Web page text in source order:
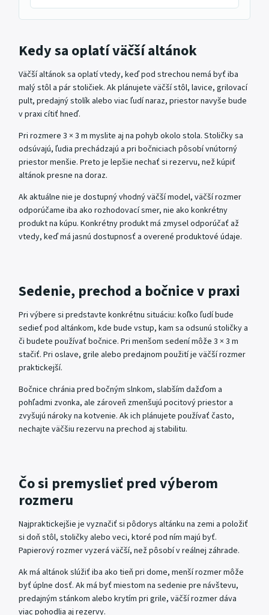
Kedy sa oplatí väčší altánok
Väčší altánok sa oplatí vtedy, keď pod strechou nemá byť iba
malý stôl a pár stoličiek. Ak plánujete väčší stôl, lavice, grilovací
pult, predajný stolík alebo viac ľudí naraz, priestor navyše bude
v praxi cítiť hneď.
Pri rozmere 3 × 3 m myslite aj na pohyb okolo stola. Stoličky sa
odsúvajú, ľudia prechádzajú a pri bočniciach pôsobí vnútorný
priestor menšie. Preto je lepšie nechať si rezervu, než kúpiť
altánok presne na doraz.
Ak aktuálne nie je dostupný vhodný väčší model, väčší rozmer
odporúčame iba ako rozhodovací smer, nie ako konkrétny
produkt na kúpu. Konkrétny produkt má zmysel odporúčať až
vtedy, keď má jasnú dostupnosť a overené produktové údaje.
Sedenie, prechod a bočnice v praxi
Pri výbere si predstavte konkrétnu situáciu: koľko ľudí bude
sedieť pod altánkom, kde bude vstup, kam sa odsunú stoličky a
či budete používať bočnice. Pri menšom sedení môže 3 × 3 m
stačiť. Pri oslave, grile alebo predajnom použití je väčší rozmer
praktickejší.
Bočnice chránia pred bočným slnkom, slabším dažďom a
pohľadmi zvonka, ale zároveň zmenšujú pocitový priestor a
zvyšujú nároky na kotvenie. Ak ich plánujete používať často,
nechajte väčšiu rezervu na prechod aj stabilitu.
Čo si premyslieť pred výberom
rozmeru
Najpraktickejšie je vyznačiť si pôdorys altánku na zemi a položiť
si doň stôl, stoličky alebo veci, ktoré pod ním majú byť.
Papierový rozmer vyzerá väčší, než pôsobí v reálnej záhrade.
Ak má altánok slúžiť iba ako tieň pri dome, menší rozmer môže
byť úplne dosť. Ak má byť miestom na sedenie pre návštevu,
predajným stánkom alebo krytím pri grile, väčší rozmer dáva
viac pohodlia aj rezervy.